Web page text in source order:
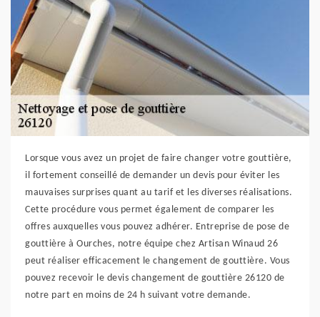
Lorsque vous avez un projet de faire changer votre gouttière,
il fortement conseillé de demander un devis pour éviter les
mauvaises surprises quant au tarif et les diverses réalisations.
Cette procédure vous permet également de comparer les
offres auxquelles vous pouvez adhérer. Entreprise de pose de
gouttière à Ourches, notre équipe chez Artisan Winaud 26
peut réaliser efficacement le changement de gouttière. Vous
pouvez recevoir le devis changement de gouttière 26120 de
notre part en moins de 24 h suivant votre demande.